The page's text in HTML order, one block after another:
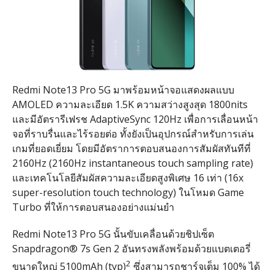
Redmi Note13 Pro 5G มาพร้อมหน้าจอแสดงผลแบบ
AMOLED ความละเอียด1.5K ความสว่างสูงสุด1800nits
และมีอัตรารีเฟรช AdaptiveSync 120Hz เพื่อการเลื่อนหน้า
จอที่ราบรื่นและไร้รอยต่อ ทั้งยังเป็นอุปกรณ์สำหรับการเล่น
เกมที่ยอดเยี่ยม โดยมีอัตราการตอบสนองการสัมผัสทันทีที่
2160Hz (2160Hz instantaneous touch sampling rate)
และเทคโนโลยีสัมผัสความละเอียดสูงพิเศษ 16 เท่า (16x
super-resolution touch technology) ในโหมดGame
Turbo ที่ให้การตอบสนองอย่างแม่นยำ
Redmi Note13 Pro 5G นั้นขับเคลื่อนด้วยชิปเซ็ต
Snapdragon® 7s Gen 2 อันทรงพลังพร้อมด้วยแบตเตอรี่
ขนาดใหญ่ 5100mAh (typ)2 ซึ่งสามารถชาร์จเต็ม 100%ได้